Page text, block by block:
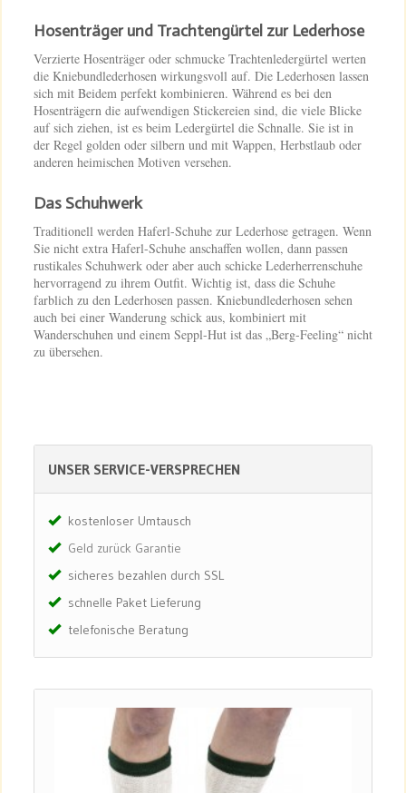
Hosenträger und Trachtengürtel zur Lederhose
Verzierte Hosenträger oder schmucke Trachtenledergürtel werten
die Kniebundlederhosen wirkungsvoll auf. Die Lederhosen lassen
sich mit Beidem perfekt kombinieren. Während es bei den
Hosenträgern die aufwendigen Stickereien sind, die viele Blicke
auf sich ziehen, ist es beim Ledergürtel die Schnalle. Sie ist in
der Regel golden oder silbern und mit Wappen, Herbstlaub oder
anderen heimischen Motiven versehen.
Das Schuhwerk
Traditionell werden Haferl-Schuhe zur Lederhose getragen. Wenn
Sie nicht extra Haferl-Schuhe anschaffen wollen, dann passen
rustikales Schuhwerk oder aber auch schicke Lederherrenschuhe
hervorragend zu ihrem Outfit. Wichtig ist, dass die Schuhe
farblich zu den Lederhosen passen. Kniebundlederhosen sehen
auch bei einer Wanderung schick aus, kombiniert mit
Wanderschuhen und einem Seppl-Hut ist das „Berg-Feeling“ nicht
zu übersehen.
UNSER SERVICE-VERSPRECHEN
kostenloser Umtausch
Geld zurück Garantie
sicheres bezahlen durch SSL
schnelle Paket Lieferung
telefonische Beratung